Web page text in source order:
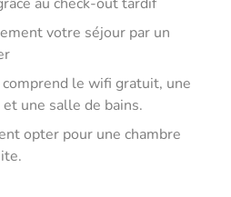
votre séjour par un
le wifi gratuit, une
une salle de bains.
opter pour une chambre